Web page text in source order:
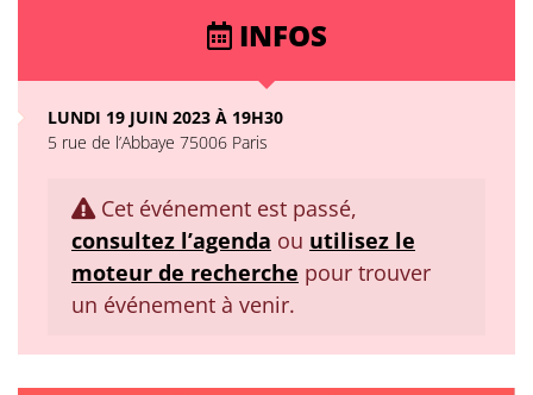
INFOS
LUNDI 19 JUIN 2023 À 19H30
5 rue de l’Abbaye 75006 Paris
Cet événement est passé,
consultez l’agenda ou utilisez le
moteur de recherche pour trouver
un événement à venir.